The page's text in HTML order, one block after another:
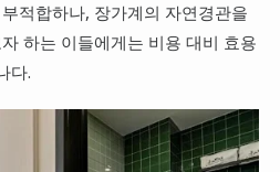
적합하나, 장가계의 자연경관을
하는 이들에게는 비용 대비 효용
다.